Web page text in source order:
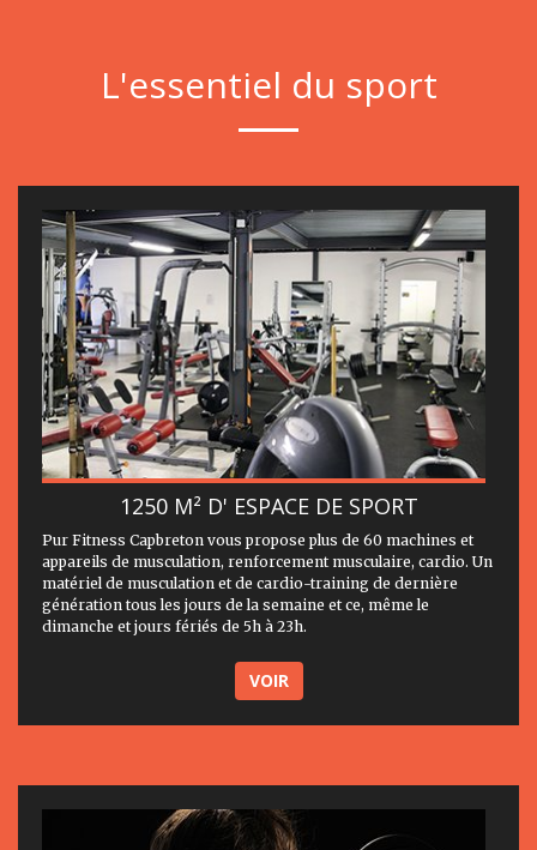
L'essentiel du sport
1250 M² D' ESPACE DE SPORT
Pur Fitness Capbreton vous propose plus de 60 machines et
appareils de musculation, renforcement musculaire, cardio. Un
matériel de musculation et de cardio-training de dernière
génération tous les jours de la semaine et ce, même le
dimanche et jours fériés de 5h à 23h.
VOIR